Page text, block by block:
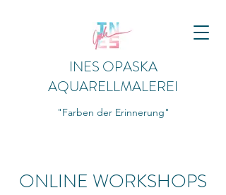
INES OPASKA
AQUARELLMALEREI
"Farben der Erinnerung"
ONLINE WORKSHOPS